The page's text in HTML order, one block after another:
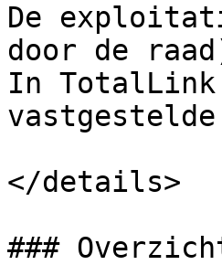
De
door de
In
</details>
###